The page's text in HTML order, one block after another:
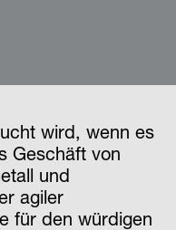
wird, wenn es
Geschäft von
und
agiler
für den würdigen